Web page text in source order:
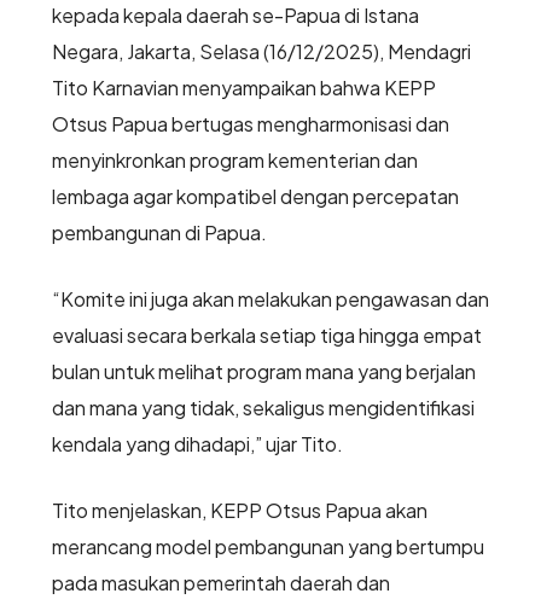
kepada kepala daerah se-Papua di Istana
Negara, Jakarta, Selasa (16/12/2025), Mendagri
Tito Karnavian menyampaikan bahwa KEPP
Otsus Papua bertugas mengharmonisasi dan
menyinkronkan program kementerian dan
lembaga agar kompatibel dengan percepatan
pembangunan di Papua.
“Komite ini juga akan melakukan pengawasan dan
evaluasi secara berkala setiap tiga hingga empat
bulan untuk melihat program mana yang berjalan
dan mana yang tidak, sekaligus mengidentifikasi
kendala yang dihadapi,” ujar Tito.
Tito menjelaskan, KEPP Otsus Papua akan
merancang model pembangunan yang bertumpu
pada masukan pemerintah daerah dan